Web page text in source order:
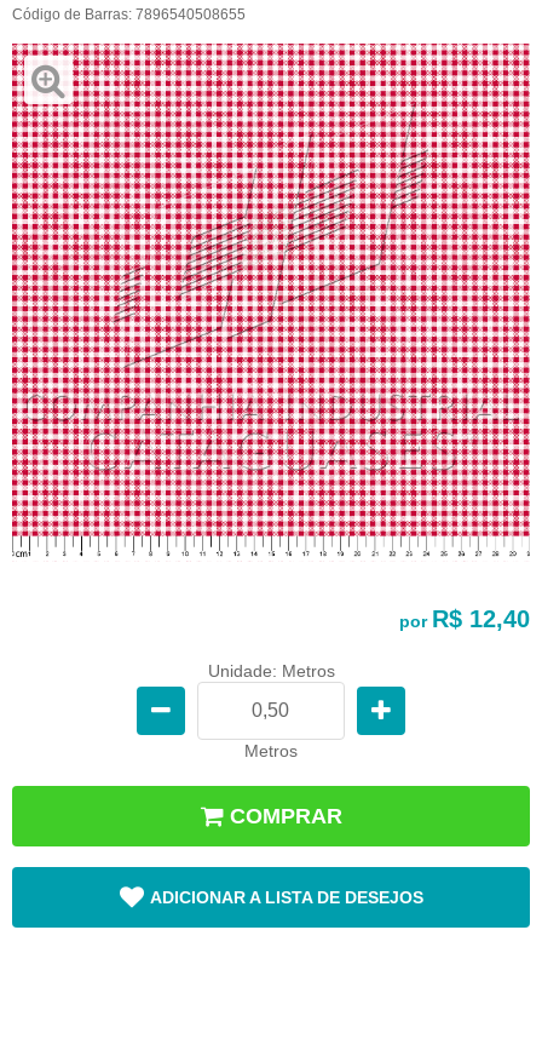
Código de Barras: 7896540508655
por R$ 12,40
Unidade: Metros
Metros
COMPRAR
ADICIONAR A LISTA DE DESEJOS